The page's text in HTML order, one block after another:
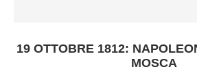
19 OTTOBRE 1812:
MOSCA